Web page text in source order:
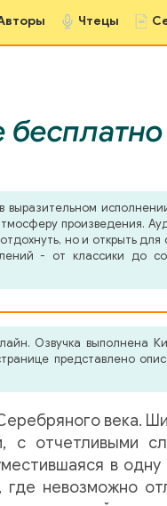
Чтецы
выразительном
произведения.
но и открыть для
- от классики до
Озвучка выполнена
представлено
века.
с отчетливыми
в одну
где невозможно